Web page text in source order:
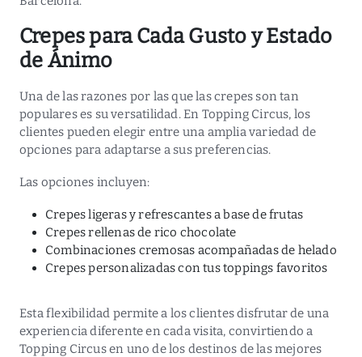
Crepes para Cada Gusto y Estado
de Ánimo
Una de las razones por las que las crepes son tan
populares es su versatilidad. En Topping Circus, los
clientes pueden elegir entre una amplia variedad de
opciones para adaptarse a sus preferencias.
Las opciones incluyen:
Crepes ligeras y refrescantes a base de frutas
Crepes rellenas de rico chocolate
Combinaciones cremosas acompañadas de helado
Crepes personalizadas con tus toppings favoritos
Esta flexibilidad permite a los clientes disfrutar de una
experiencia diferente en cada visita, convirtiendo a
Topping Circus en uno de los destinos de las mejores